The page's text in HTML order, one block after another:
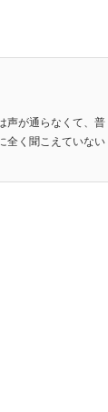
声が通らなくて、普
全く聞こえていない